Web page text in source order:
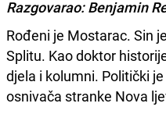
Razgovarao: Benjamin
Rođeni je Mostarac. Sin je
Splitu. Kao doktor
djela i kolumni. Politički
osnivača stranke Nova